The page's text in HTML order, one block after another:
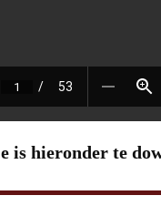
is hieronder te